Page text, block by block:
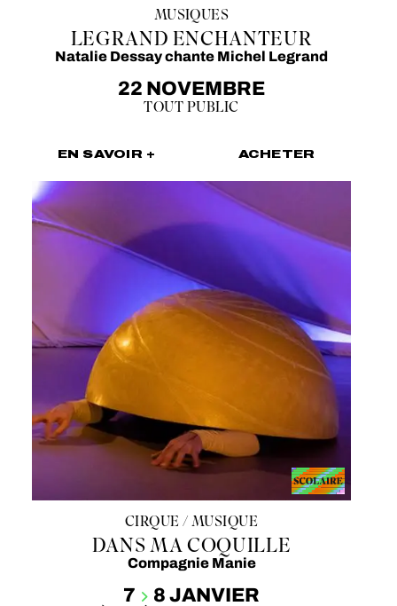
MUSIQUES
LEGRAND ENCHANTEUR
Natalie Dessay chante Michel Legrand
22 NOVEMBRE
TOUT PUBLIC
EN SAVOIR + ACHETER
CIRQUE / MUSIQUE
DANS MA COQUILLE
Compagnie Manie
7 8 JANVIER